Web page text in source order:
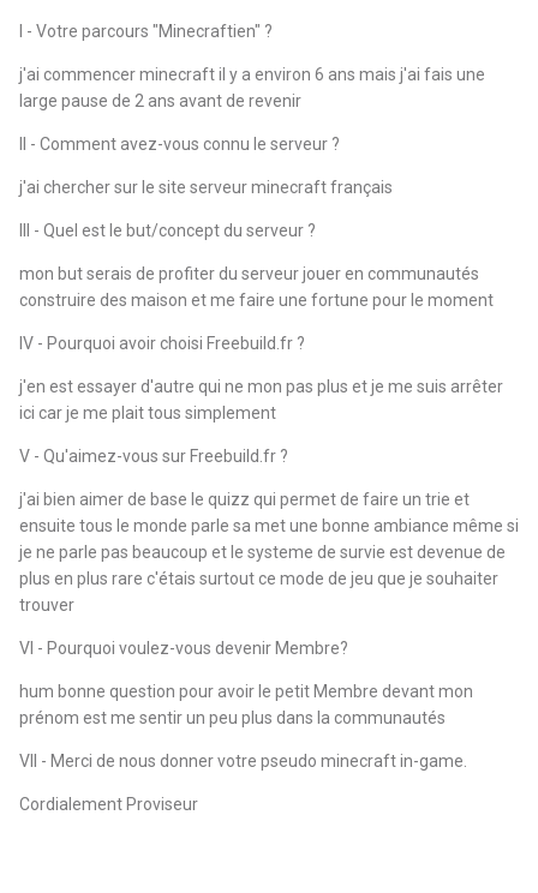
I - Votre parcours "Minecraftien" ?
j'ai commencer minecraft il y a environ 6 ans mais j'ai fais une
large pause de 2 ans avant de revenir
II - Comment avez-vous connu le serveur ?
j'ai chercher sur le site serveur minecraft français
III - Quel est le but/concept du serveur ?
mon but serais de profiter du serveur jouer en communautés
construire des maison et me faire une fortune pour le moment
IV - Pourquoi avoir choisi Freebuild.fr ?
j'en est essayer d'autre qui ne mon pas plus et je me suis arrêter
ici car je me plait tous simplement
V - Qu'aimez-vous sur Freebuild.fr ?
j'ai bien aimer de base le quizz qui permet de faire un trie et
ensuite tous le monde parle sa met une bonne ambiance même si
je ne parle pas beaucoup et le systeme de survie est devenue de
plus en plus rare c'étais surtout ce mode de jeu que je souhaiter
trouver
VI - Pourquoi voulez-vous devenir Membre?
hum bonne question pour avoir le petit Membre devant mon
prénom est me sentir un peu plus dans la communautés
VII - Merci de nous donner votre pseudo minecraft in-game.
Cordialement Proviseur